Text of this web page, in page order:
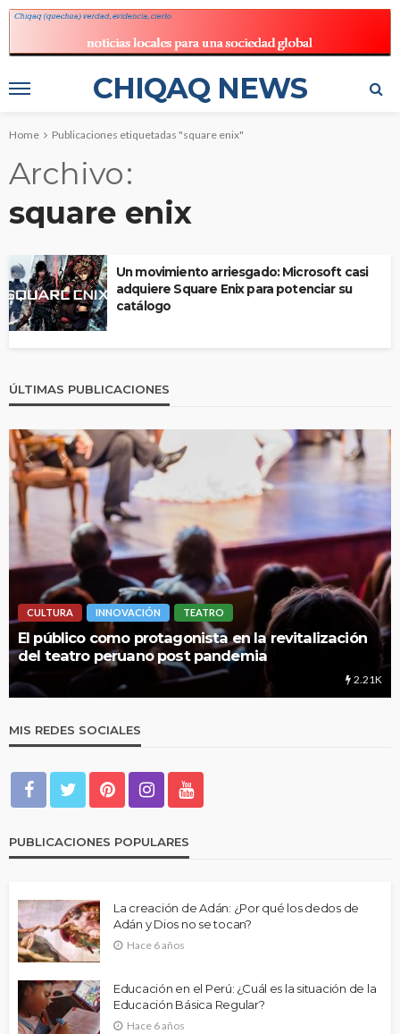
CHIQAQ NEWS
Home Publicaciones etiquetadas "square enix"
Archivo
square enix
Un movimiento arriesgado: Microsoft casi
adquiere Square Enix para potenciar su
catálogo
ÚLTIMAS PUBLICACIONES
CULTURA INNOVACIÓN TEATRO
El público como protagonista en la revitalización
del teatro peruano post pandemia
2.21K
MIS REDES SOCIALES
PUBLICACIONES POPULARES
La creación de Adán: ¿Por qué los dedos de
Adán y Dios no se tocan?
Hace 6 años
Educación en el Perú: ¿Cuál es la situación de la
Educación Básica Regular?
Hace 6 años